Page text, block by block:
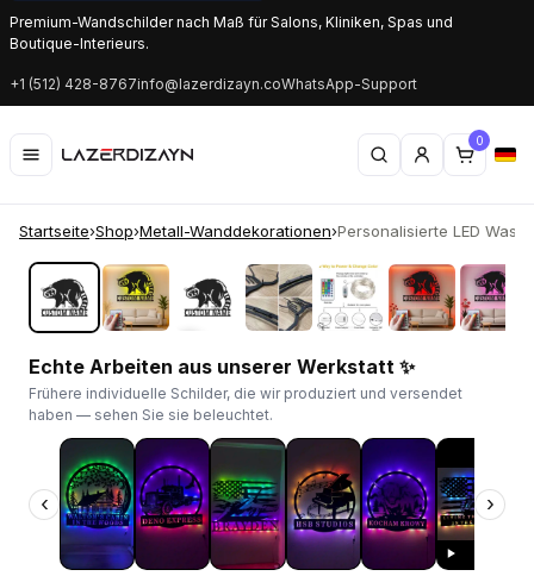
Premium-Wandschilder nach Maß für Salons, Kliniken, Spas und
Boutique-Interieurs.
+1 (512) 428-8767info@lazerdizayn.coWhatsApp-Support
0
Startseite›Shop›Metall-Wanddekorationen›Personalisierte LED
‹ ›
Echte Arbeiten aus unserer Werkstatt ✨
Frühere individuelle Schilder, die wir produziert und versendet
haben — sehen Sie sie beleuchtet.
‹ ›